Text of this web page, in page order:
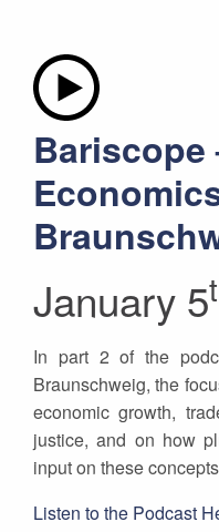
Bariscope
January 5
In part 2 of the
Braunschweig, the
economic growth,
justice, and on how
input on these
Listen to the Podcast